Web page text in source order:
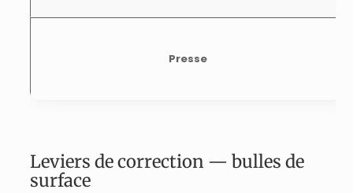
Presse
Leviers de correction — bulles de
surface